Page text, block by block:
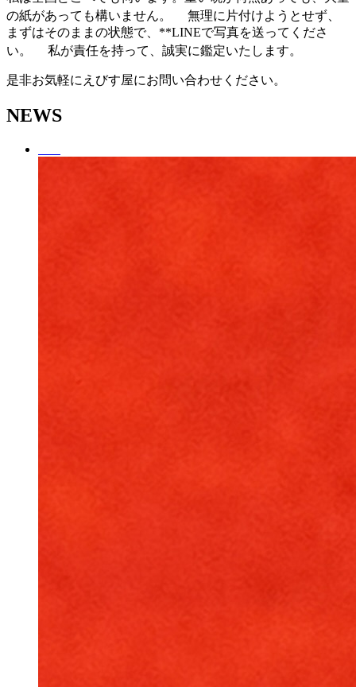
の紙があっても構いません。 無理に片付けようとせず、
まずはそのままの状態で、**LINEで写真を送ってくださ
い。 私が責任を持って、誠実に鑑定いたします。
是非お気軽にえびす屋にお問い合わせください。
NEWS